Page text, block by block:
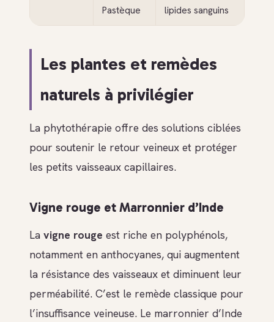
Pastèque
lipides sanguins
Les plantes et remèdes
naturels à privilégier
La phytothérapie offre des solutions ciblées
pour soutenir le retour veineux et protéger
les petits vaisseaux capillaires.
Vigne rouge et Marronnier d’Inde
La vigne rouge est riche en polyphénols,
notamment en anthocyanes, qui augmentent
la résistance des vaisseaux et diminuent leur
perméabilité. C’est le remède classique pour
l’insuffisance veineuse. Le marronnier d’Inde